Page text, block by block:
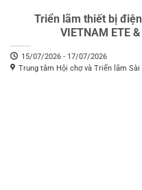
Triển lãm thiết bị
VIETNAM ETE
15/07/2026 - 17/07/2026
Trung tâm Hội chợ và Triển lãm Sài